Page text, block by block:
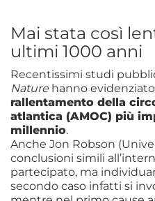
Mai stata così
ultimi 1000 anni
Recentissimi studi
Nature hanno
rallentamento della
atlantica (AMOC) più
millennio.
Anche Jon Robson
conclusioni simili
partecipato, ma
secondo caso infatti si